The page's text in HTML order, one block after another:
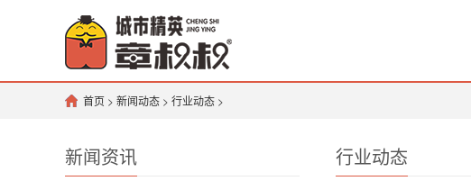
首页 > 新闻动态 > 行业动态 >
新闻资讯 行业动态